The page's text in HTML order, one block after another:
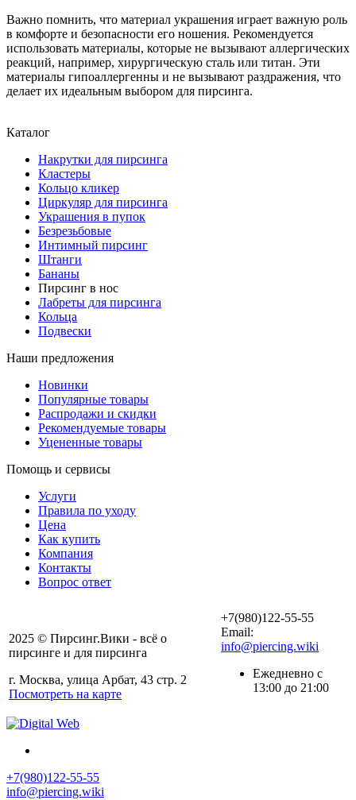
Важно помнить, что материал украшения играет важную роль
в комфорте и безопасности его ношения. Рекомендуется
использовать материалы, которые не вызывают аллергических
реакций, например, хирургическую сталь или титан. Эти
материалы гипоаллергенны и не вызывают раздражения, что
делает их идеальным выбором для пирсинга.
Каталог
Накрутки для пирсинга
Кластеры
Кольцо кликер
Циркуляр для пирсинга
Украшения в пупок
Безрезьбовые
Интимный пирсинг
Штанги
Бананы
Пирсинг в нос
Лабреты для пирсинга
Кольца
Подвески
Наши предложения
Новинки
Популярные товары
Распродажи и скидки
Рекомендуемые товары
Уцененные товары
Помощь и сервисы
Услуги
Правила по уходу
Цена
Как купить
Компания
Контакты
Вопрос ответ
2025 © Пирсинг.Вики - всё о
пирсинге и для пирсинга
г. Москва, улица Арбат, 43 стр. 2
Посмотреть на карте
+7(980)122-55-55
Email:
info@piercing.wiki
Ежедневно с
13:00 до 21:00
+7(980)122-55-55
info@piercing.wiki